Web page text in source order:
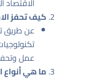
الاقتصاد
كيف تحفز
عن طريق
عمل
ما هي أنواع